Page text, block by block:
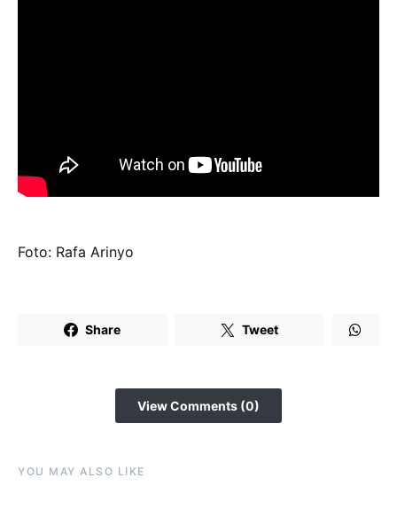
Foto: Rafa Arinyo
Share Tweet
View Comments (0)
YOU MAY ALSO LIKE